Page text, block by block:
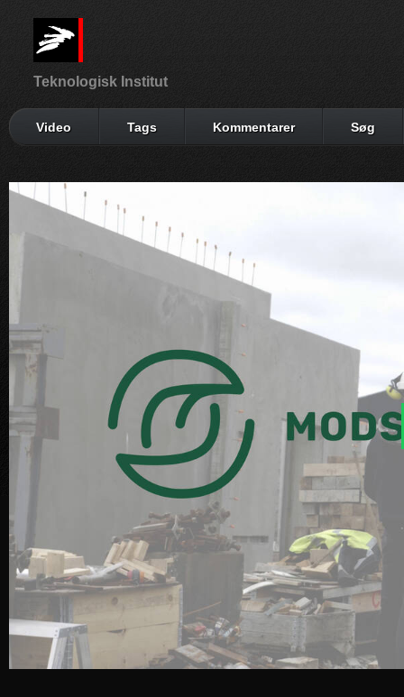
Teknologisk Institut
Video Tags Kommentarer Søg